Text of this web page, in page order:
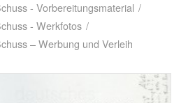
- Vorbereitungsmaterial /
- Werkfotos /
– Werbung und Verleih